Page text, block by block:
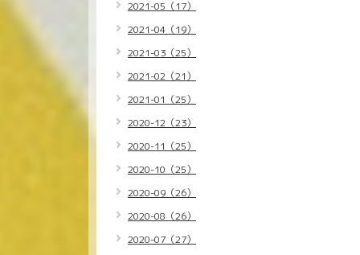
2021-05（17）
2021-04（19）
2021-03（25）
2021-02（21）
2021-01（25）
2020-12（23）
2020-11（25）
2020-10（25）
2020-09（26）
2020-08（26）
2020-07（27）